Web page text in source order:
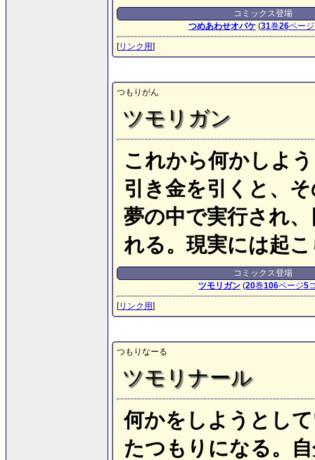
コミックス登場
つめあわせオバケ(31巻26ページ
[リンク用]
つもりがん
ツモリガン
これから何かしよ
引き金を引くと、
夢の中で実行され
れる。現実には起
コミックス登場
ツモリガン (20巻106ページ5
[リンク用]
つもりなーる
ツモリナール
何かをしようとし
たつもりになる。